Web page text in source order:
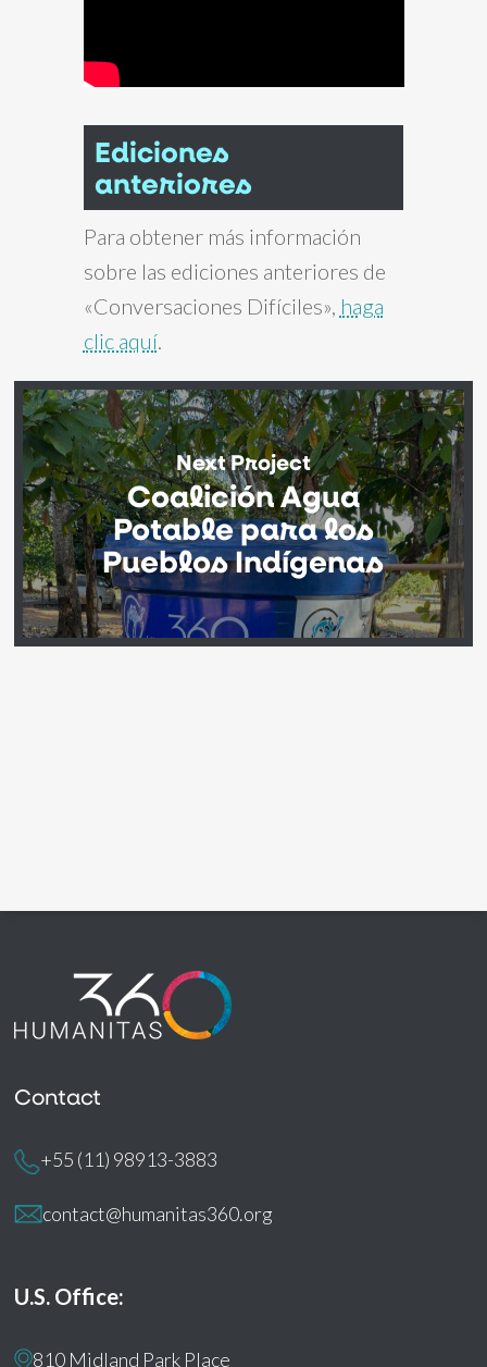
Ediciones
anteriores
Para obtener más información
sobre las ediciones anteriores de
«Conversaciones Difíciles», haga
clic aquí.
Next Project
Coalición Agua
Potable para los
Pueblos Indígenas
Contact
+55 (11) 98913-3883
contact@humanitas360.org
U.S. Office:
810 Midland Park Place